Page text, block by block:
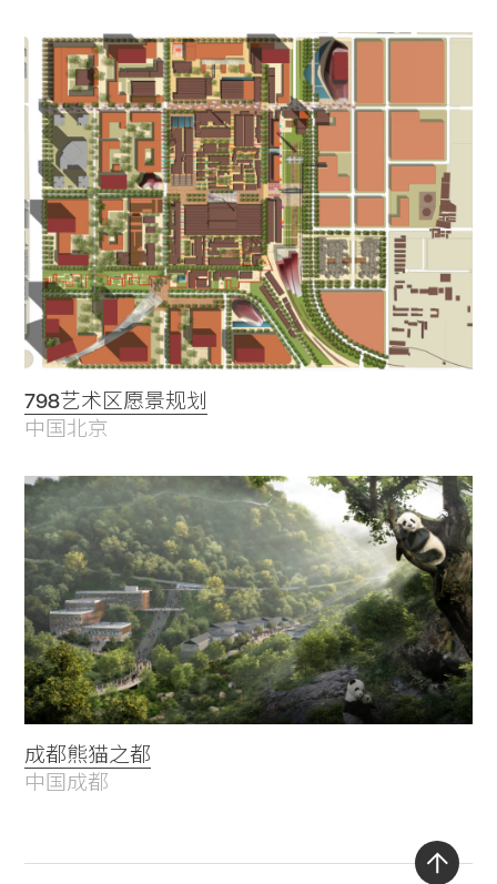
798艺术区愿景规划
中国北京
成都熊猫之都
中国成都